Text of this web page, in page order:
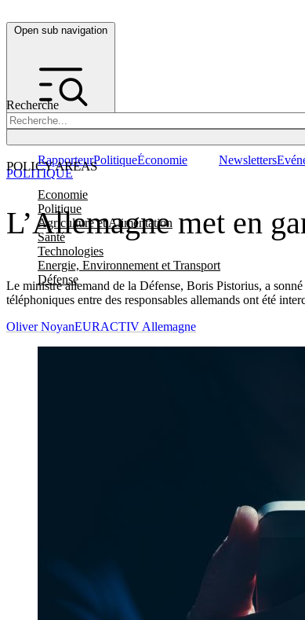
Open sub navigation
Recherche
POLICY AREAS
Economie
Politique
Agriculture et Alimentation
Santé
Technologies
Energie, Environnement et Transport
Défense
RapporteurPolitiqueÉconomie Newsletters
L’Allemagne met en
Le ministre allemand de la Défense, Boris Pistorius, a
téléphoniques entre des responsables allemands ont été
POLITIQUE
Oliver NoyanEURACTIV Allemagne